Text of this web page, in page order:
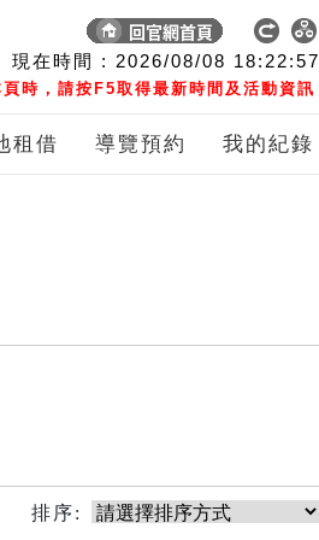
現在時間 : 2026/08/08 18:22:57
時，請按F5取得最新時間及活動資訊
租借 導覽預約 我的紀錄
排序: